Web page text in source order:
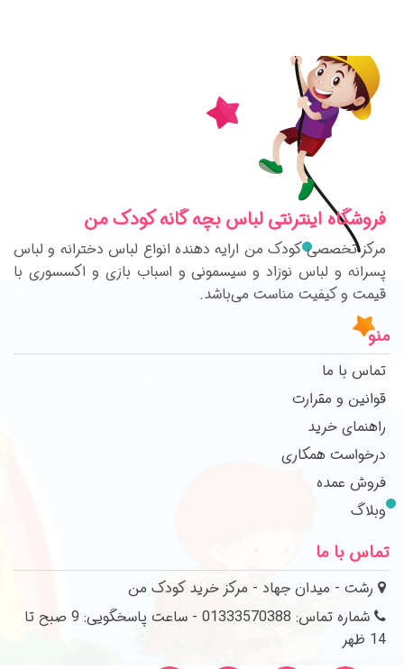
فروشگاه اینترنتی لباس بچه گانه کودک من
مرکز تخصصی کودک من ارایه دهنده انواع لباس دخترانه و لباس
پسرانه و لباس نوزاد و سیسمونی و اسباب بازی و اکسسوری با
قیمت و کیفیت مناست می‌باشد.
منو
تماس با ما
قوانین و مقرارت
راهنمای خرید
درخواست همکاری
فروش عمده
وبلاگ
تماس با ما
رشت - میدان جهاد - مرکز خرید کودک من
شماره تماس: 01333570388 - ساعت پاسخگویی: 9 صبح تا
14 ظهر